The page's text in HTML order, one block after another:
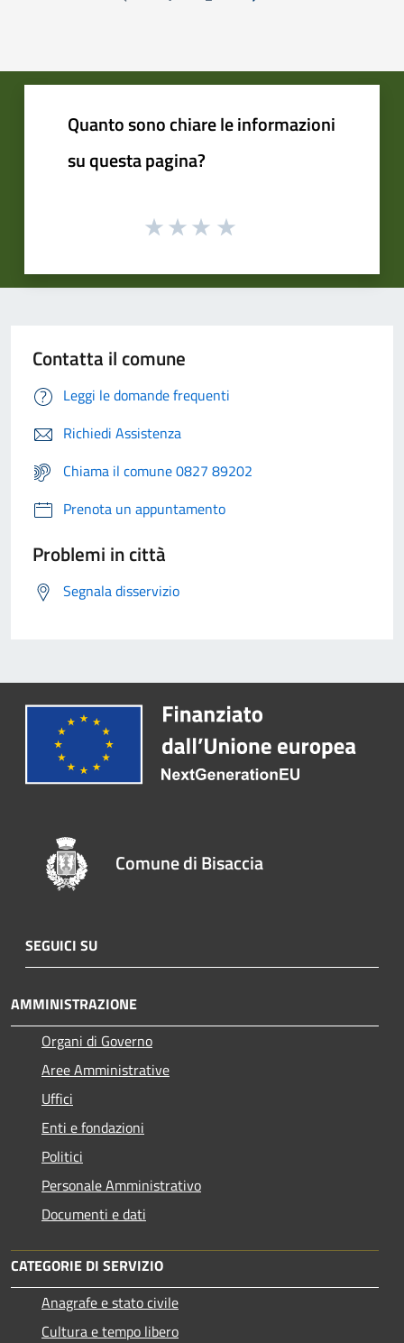
Pagina precedente Successiva »
Quanto sono chiare le informazioni
su questa pagina?
Contatta il comune
Leggi le domande frequenti
Richiedi Assistenza
Chiama il comune 0827 89202
Prenota un appuntamento
Problemi in città
Segnala disservizio
Comune di Bisaccia
SEGUICI SU
AMMINISTRAZIONE
Organi di Governo
Aree Amministrative
Uffici
Enti e fondazioni
Politici
Personale Amministrativo
Documenti e dati
CATEGORIE DI SERVIZIO
Anagrafe e stato civile
Cultura e tempo libero